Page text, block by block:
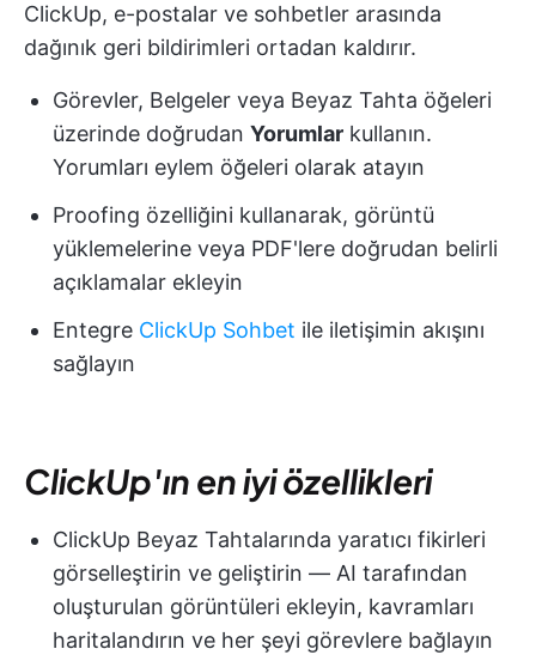
ClickUp, e-postalar ve sohbetler arasında
dağınık geri bildirimleri ortadan kaldırır.
Görevler, Belgeler veya Beyaz Tahta öğeleri
üzerinde doğrudan Yorumlar kullanın.
Yorumları eylem öğeleri olarak atayın
Proofing özelliğini kullanarak, görüntü
yüklemelerine veya PDF'lere doğrudan belirli
açıklamalar ekleyin
Entegre ClickUp Sohbet ile iletişimin akışını
sağlayın
ClickUp'ın en iyi özellikleri
ClickUp Beyaz Tahtalarında yaratıcı fikirleri
görselleştirin ve geliştirin — AI tarafından
oluşturulan görüntüleri ekleyin, kavramları
haritalandırın ve her şeyi görevlere bağlayın